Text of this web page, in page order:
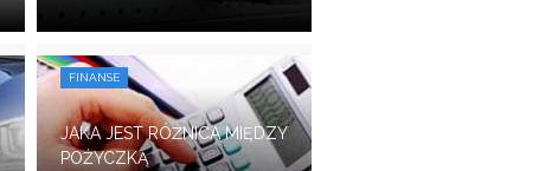
FINANSE
JAKA JEST RÓŻNICA MIĘDZY
POŻYCZKĄ